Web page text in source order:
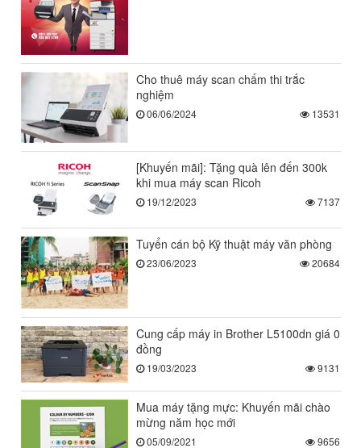
Cho thuê máy scan chấm thi trắc
nghiệm
06/06/2024 13531
[Khuyến mãi]: Tặng quà lên đến 300k
khi mua máy scan Ricoh
19/12/2023 7137
Tuyển cán bộ Kỹ thuật máy văn phòng
23/06/2023 20684
Cung cấp máy in Brother L5100dn giá 0
đồng
19/03/2023 9131
Mua máy tặng mực: Khuyến mãi chào
mừng năm học mới
05/09/2021 9656